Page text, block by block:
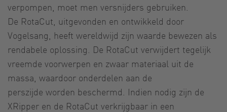
verpompen, moet men versnijders gebruiken.
De RotaCut, uitgevonden en ontwikkeld door
Vogelsang, heeft wereldwijd zijn waarde bewezen als
rendabele oplossing. De RotaCut verwijdert tegelijk
vreemde voorwerpen en zwaar materiaal uit de
massa, waardoor onderdelen aan de
perszijde worden beschermd. Indien nodig zijn de
XRipper en de RotaCut verkrijgbaar in een